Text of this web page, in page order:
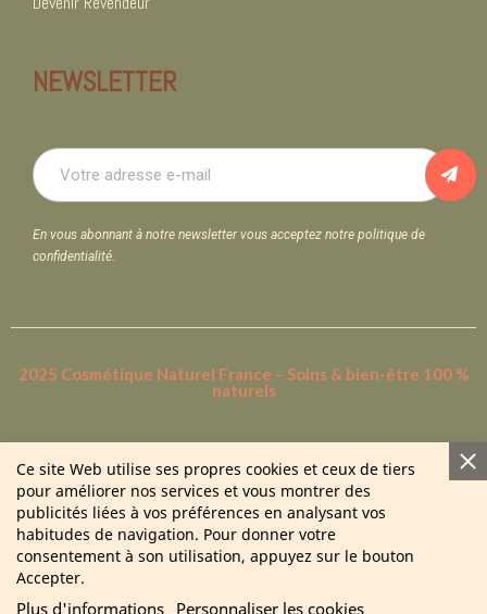
NEWSLETTER
En vous abonnant à notre newsletter vous acceptez notre politique de
confidentialité.
2025 Cosmétique Naturel France – Soins & bien-être 100 %
naturels
Ce site Web utilise ses propres cookies et ceux de tiers
pour améliorer nos services et vous montrer des
publicités liées à vos préférences en analysant vos
habitudes de navigation. Pour donner votre
consentement à son utilisation, appuyez sur le bouton
Accepter.
Plus d'informations Personnaliser les cookies